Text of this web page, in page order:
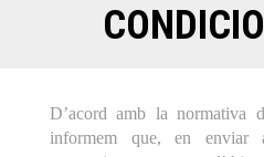
D’acord amb la normativa
informem que, en enviar